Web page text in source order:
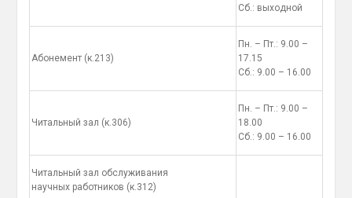
Беларуси приняла 78
Сб.: выходной
Абонемент (к.213)
Пн. – Пт.: 9.00 –
17.15
Сб.: 9.00 – 16.00
Читальный зал (к.306)
Пн. – Пт.: 9.00 –
18.00
Сб.: 9.00 – 16.00
Читальный зал обслуживания
научных работников (к.312)